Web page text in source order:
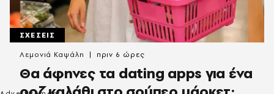
ΣΧΕΣΕΙΣ
Θα άφηνες τα dating apps για ένα
Λεμονιά Καψάλη πριν 6 ώρες